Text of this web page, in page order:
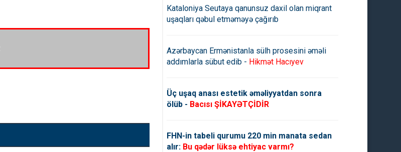
Kataloniya Seutaya qanunsuz daxil olan miqrant
uşaqları qəbul etməməyə çağırıb
Azərbaycan Ermənistanla sülh prosesini əməli
addımlarla sübut edib - Hikmət Hacıyev
Üç uşaq anası estetik əməliyyatdan sonra
ölüb - Bacısı ŞİKAYƏTÇİDİR
FHN-in tabeli qurumu 220 min manata sedan
alır: Bu qədər lüksə ehtiyac varmı?